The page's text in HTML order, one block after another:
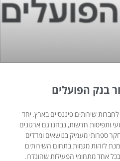
בנק הפועלים
שירותים פיננסיים בארץ. יחד
חדשות, נבחנו גם ארגונים
ספרותי מעמיק בנושאים ומדדים
לזהות מגמות בתחום השירותים
אחד מתחומי הפעילות שהוגדרו.